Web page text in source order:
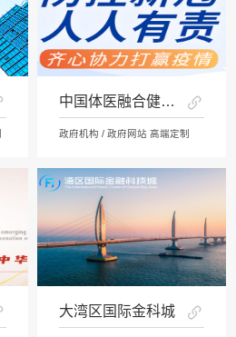
中国体医融合健康网
政府机构 / 政府网站 高端定制
大湾区国际金科城